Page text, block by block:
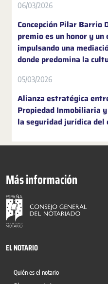
06/03/2026
Concepción Pilar Barrio
premio es un honor y
impulsando una
donde predomina la
05/03/2026
Alianza estratégica
Propiedad Inmobiliaria
la seguridad jurídica del
Más información
EL NOTARIO
Quién es el notario